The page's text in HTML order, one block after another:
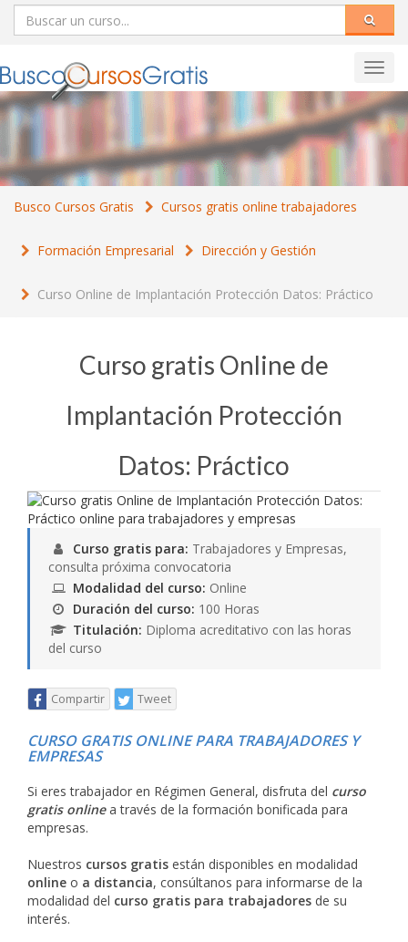
Busco Cursos Gratis Cursos gratis online trabajadores
Formación Empresarial Dirección y Gestión
Curso Online de Implantación Protección Datos: Práctico
Curso gratis Online de
Implantación Protección
Datos: Práctico
Curso gratis para: Trabajadores y Empresas,
consulta próxima convocatoria
Modalidad del curso: Online
Duración del curso: 100 Horas
Titulación: Diploma acreditativo con las horas
del curso
Compartir Tweet
CURSO GRATIS ONLINE PARA TRABAJADORES Y
EMPRESAS
Si eres trabajador en Régimen General, disfruta del curso
gratis onlinea través de la formación bonificada para
empresas.
Nuestros cursos gratis están disponibles en modalidad
online o a distancia, consúltanos para informarse de la
modalidad del curso gratis para trabajadores de su
interés.